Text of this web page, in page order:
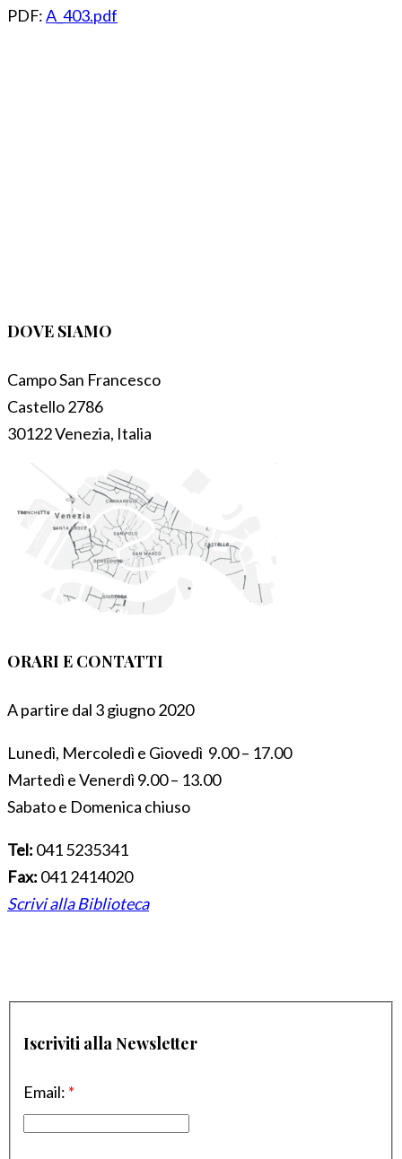
PDF:A_403.pdf
DOVE SIAMO
Campo San Francesco
Castello 2786
30122 Venezia, Italia
ORARI E CONTATTI
A partire dal 3 giugno 2020
Lunedì, Mercoledì e Giovedì 9.00 – 17.00
Martedì e Venerdì 9.00 – 13.00
Sabato e Domenica chiuso
Tel: 041 5235341
Fax: 041 2414020
Scrivi alla Biblioteca
Iscriviti alla Newsletter
Email: *